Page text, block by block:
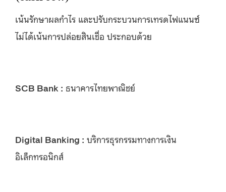
เน้นรักษาผลกำไร และปรับกระบวนการเทรดไฟแนนซ์
ไม่ได้เน้นการปล่อยสินเชื่อ ประกอบด้วย
SCB Bank : ธนาคารไทยพาณิชย์
Digital Banking : บริการธุรกรรมทางการเงิน
อิเล็กทรอนิกส์